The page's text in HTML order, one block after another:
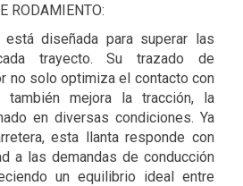
RODAMIENTO:
está diseñada para superar las
trayecto. Su trazado de
no solo optimiza el contacto con
mejora la tracción, la
en diversas condiciones. Ya
esta llanta responde con
a las demandas de conducción
un equilibrio ideal entre